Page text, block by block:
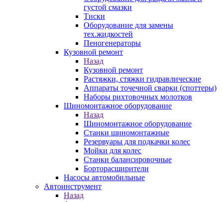
густой смазки
Тиски
Оборудование для замены
тех.жидкостей
Пеногенераторы
Кузовной ремонт
Назад
Кузовной ремонт
Растяжки, стяжки гидравлические
Аппараты точечной сварки (споттеры)
Наборы рихтовочных молотков
Шиномонтажное оборудование
Назад
Шиномонтажное оборудование
Станки шиномонтажные
Резервуары для подкачки колес
Мойки для колес
Станки балансировочные
Борторасширители
Насосы автомобильные
Автоинструмент
Назад